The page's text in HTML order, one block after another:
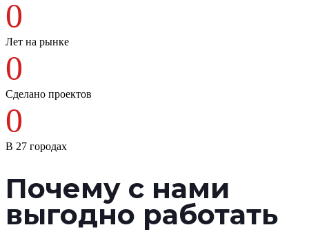
0
Лет на рынке
0
Сделано проектов
0
В 27 городах
Почему с нами
выгодно работать